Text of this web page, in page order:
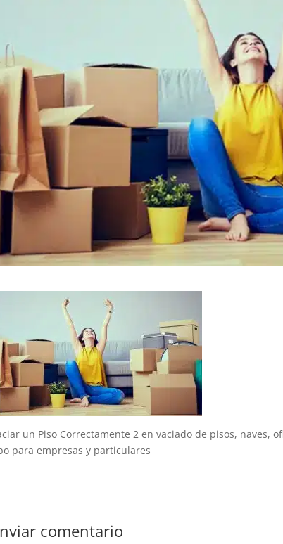
un Piso Correctamente 2 en vaciado de pisos, naves,
para empresas y particulares
comentario